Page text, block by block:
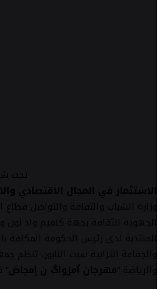
تحت
الاستثمار في المجال الاقتصادي
وزارة الشباب والثقافة والتواصل قطاع
الجهوية للثقافة بجهة كلميم واد نون
المنتدبة لدى رئيس الحكومة المكلفة
والجماعة الترابية سبت النابور، تنظم
والرياضة “مهرجان أمزواگ ن إمجاض”